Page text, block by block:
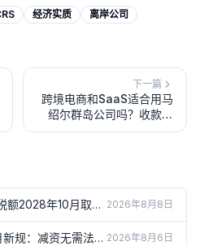
经济实质
离岸公司
下一篇
跨境电商和SaaS适合用马
绍尔群岛公司吗？收款、
VAT、平台KYC和英国Ltd
额2028年10月取
卖家成本要
2026年8月8日
规：减资无需法院 2026年8月6日